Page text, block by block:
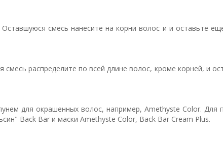
смесь нанесите на корни волос и и оставьте
распределите по всей длине волос, кроме корней, и
для окрашенных волос, например, Amethyste Color. Для
Back Bar и маски Amethyste Color, Back Bar Cream Plus.